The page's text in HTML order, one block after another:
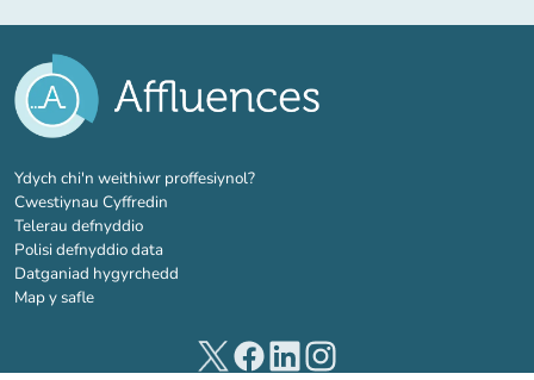
Ydych chi'n weithiwr proffesiynol?(tab newydd)
Cwestiynau Cyffredin
Telerau defnyddio
Polisi defnyddio data
Datganiad hygyrchedd
Map y safle
(tab newydd)
(tab newydd)
(tab newydd)